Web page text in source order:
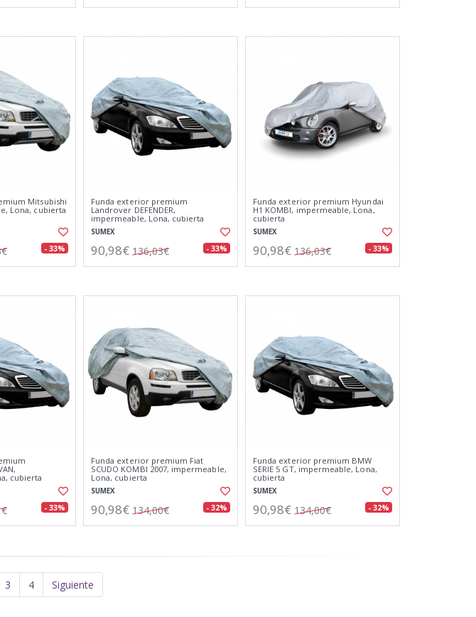
Mitsubishi
Lona, cubierta
- 33%
Funda exterior premium
Landrover DEFENDER,
impermeable, Lona, cubierta
SUMEX
90,98€ 136,03€ - 33%
Funda exterior premium Hyundai
H1 KOMBI, impermeable, Lona,
cubierta
SUMEX
90,98€ 136,03€ - 33%
cubierta
- 33%
Funda exterior premium Fiat
SCUDO KOMBI 2007, impermeable,
Lona, cubierta
SUMEX
90,98€ 134,00€ - 32%
Funda exterior premium BMW
SERIE 5 GT, impermeable, Lona,
cubierta
SUMEX
90,98€ 134,00€ - 32%
3 4 Siguiente